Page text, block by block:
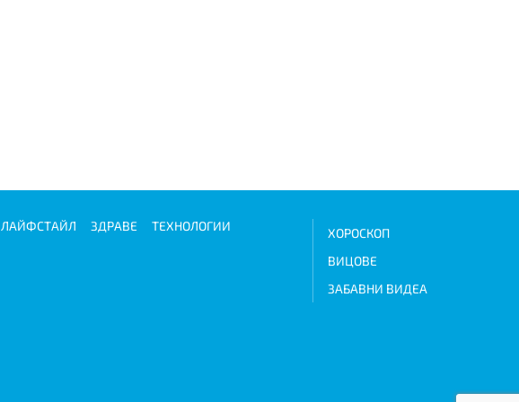
ЛАЙФСТАЙЛ ЗДРАВЕ
ТЕХНОЛОГИИ
ХОРОСКОП
ВИЦОВЕ
ЗАБАВНИ ВИДЕА